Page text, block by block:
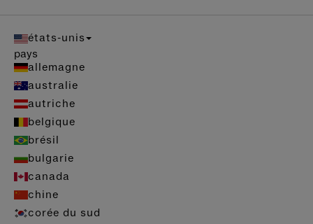
états-unis
pays
allemagne
australie
autriche
belgique
brésil
bulgarie
canada
chine
corée du sud